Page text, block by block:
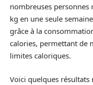
nombreuses personnes
kg en une seule
grâce à la
calories, permettant de
limites caloriques.
Voici quelques résultats